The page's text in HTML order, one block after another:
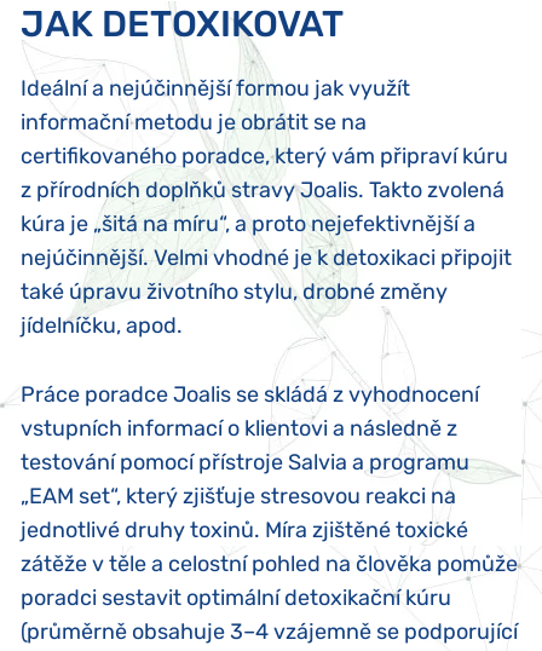
JAK DETOXIKOVAT
Ideální a nejúčinnější formou jak využít
informační metodu je obrátit se na
certifikovaného poradce, který vám připraví kúru
z přírodních doplňků stravy Joalis. Takto zvolená
kúra je „šitá na míru“, a proto nejefektivnější a
nejúčinnější. Velmi vhodné je k detoxikaci připojit
také úpravu životního stylu, drobné změny
jídelníčku, apod.
Práce poradce Joalis se skládá z vyhodnocení
vstupních informací o klientovi a následně z
testování pomocí přístroje Salvia a programu
„EAM set“, který zjišťuje stresovou reakci na
jednotlivé druhy toxinů. Míra zjištěné toxické
zátěže v těle a celostní pohled na člověka pomůže
poradci sestavit optimální detoxikační kúru
(průměrně obsahuje 3–4 vzájemně se podporující